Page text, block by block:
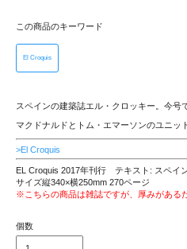
この商品のキーワード
El Croquis
スペインの建築誌エル・クロッキー。今号
マクドナルドとトム・エマーソンのユニッ
>El Croquis
EL Croquis 2017年刊行 テキスト: スペイ
サイズ縦340×横250mm 270ページ
※こちらの商品は雑誌ですが、厚みがある
個数